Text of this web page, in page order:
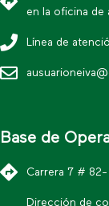
en la oficina de
Línea de
Base de
Carrera 7 #
Dirección de